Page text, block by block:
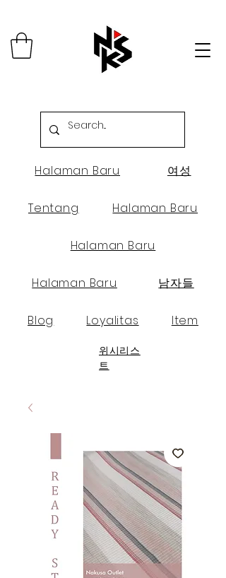
Halaman Baru 여성
Tentang Halaman Baru
Halaman Baru
Halaman Baru 남자들
Blog Loyalitas Item
위시리스
트